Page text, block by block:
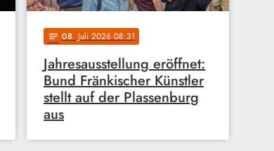
notes 08. Juli 2026 08:31
Jahresausstellung eröffnet:
Bund Fränkischer Künstler
stellt auf der Plassenburg
aus